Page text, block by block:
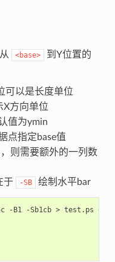
<base>
到Y位置的
可以是长度单位
X方向单位
值为ymin
点指定base值
，则需要额外的一列数
于 -SB 绘制水平bar
-B1 -Sb1cb > test.ps <<